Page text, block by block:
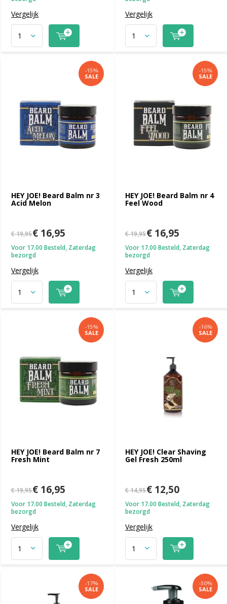
Vergelijk Vergelijk
HEY JOE! Beard Balm nr 3
Acid Melon
-15%
SALE
€ 19,95€ 16,95
Voor 17.00 Besteld, Zaterdag
bezorgd
Vergelijk
HEY JOE! Beard Balm nr 4
Feel Wood
-15%
SALE
€ 19,95€ 16,95
Voor 17.00 Besteld, Zaterdag
bezorgd
Vergelijk
HEY JOE! Beard Balm nr 7
Fresh Mint
-15%
SALE
€ 19,95€ 16,95
Voor 17.00 Besteld, Zaterdag
bezorgd
Vergelijk
HEY JOE! Clear Shaving
Gel Fresh 250ml
-16%
SALE
€ 14,95€ 12,50
Voor 17.00 Besteld, Zaterdag
bezorgd
Vergelijk
-17%
SALE
-50%
SALE